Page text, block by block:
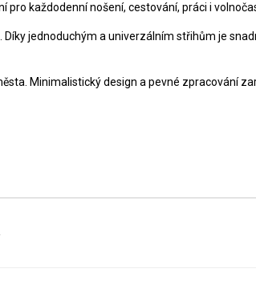
každodenní nošení, cestování, práci i
jednoduchým a univerzálním střihům je
Minimalistický design a pevné zpracování